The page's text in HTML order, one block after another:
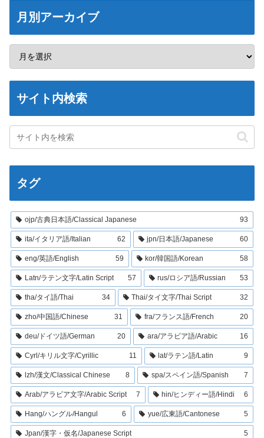
月別アーカイブ
サイト内検索
タグ
ojp/古典日本語/Classical Japanese 93
ita/イタリア語/Italian 62 jpn/日本語/Japanese 60
eng/英語/English 59 kor/韓国語/Korean 58
Latn/ラテン文字/Latin Script 57 rus/ロシア語/Russian 53
tha/タイ語/Thai 34 Thai/タイ文字/Thai Script 32
zho/中国語/Chinese 31 fra/フランス語/French 20
deu/ドイツ語/German 20 ara/アラビア語/Arabic 16
Cyrl/キリル文字/Cyrillic 11 lat/ラテン語/Latin 9
lzh/漢文/Classical Chinese 8 spa/スペイン語/Spanish 7
Arab/アラビア文字/Arabic Script 7 hin/ヒンディー語/Hindi 6
Hang/ハングル/Hangul 6 yue/広東語/Cantonese 5
Jpan/漢字・仮名/Japanese Script 5